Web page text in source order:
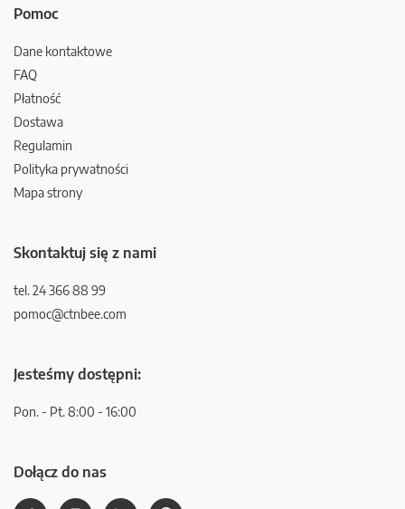
Pomoc
Dane kontaktowe
FAQ
Płatność
Dostawa
Regulamin
Polityka prywatności
Mapa strony
Skontaktuj się z nami
tel. 24 366 88 99
pomoc@ctnbee.com
Jesteśmy dostępni:
Pon. - Pt. 8:00 - 16:00
Dołącz do nas